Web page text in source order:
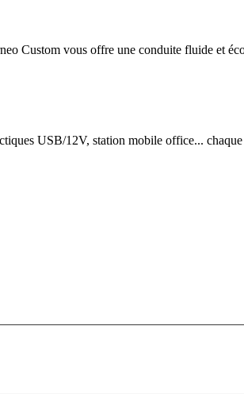
Custom vous offre une conduite fluide et
USB/12V, station mobile office...